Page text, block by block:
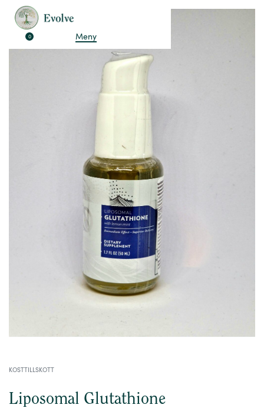
0 Meny
KOSTTILLSKOTT
Liposomal Glutathione